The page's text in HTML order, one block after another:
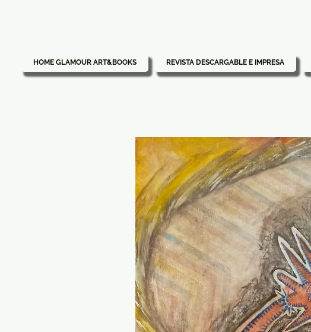
HOME GLAMOUR ART&BOOKS REVISTA DESCARGABLE E IMPRESA